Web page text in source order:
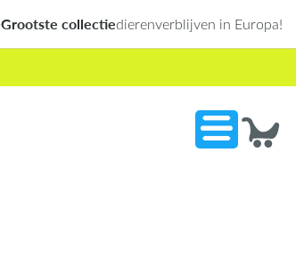
Grootste collectiedierenverblijven in Europa!